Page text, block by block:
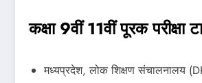
कक्षा 9वीं 11वीं पूरक
मध्यप्रदेश, लोक शिक्षण संचालनालय